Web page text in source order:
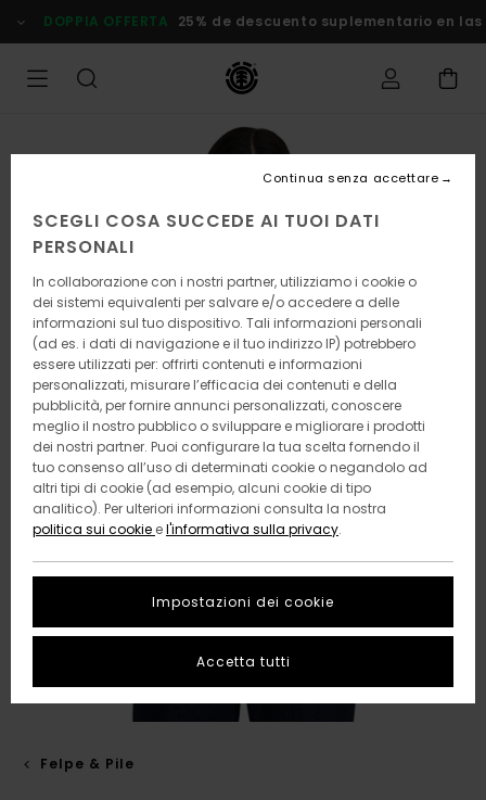
alle
informazioni
prodotto
DOPPIA OFFERTA 25% de descuento suplementario en las
Felpe & Pile
SCEGLI COSA SUCCEDE AI TUOI DATI
PERSONALI
In collaborazione con i nostri partner, utilizziamo i cookie o
dei sistemi equivalenti per salvare e/o accedere a delle
informazioni sul tuo dispositivo. Tali informazioni personali
(ad es. i dati di navigazione e il tuo indirizzo IP) potrebbero
essere utilizzati per: offrirti contenuti e informazioni
personalizzati, misurare l’efficacia dei contenuti e della
pubblicità, per fornire annunci personalizzati, conoscere
meglio il nostro pubblico o sviluppare e migliorare i prodotti
dei nostri partner. Puoi configurare la tua scelta fornendo il
tuo consenso all’uso di determinati cookie o negandolo ad
altri tipi di cookie (ad esempio, alcuni cookie di tipo
analitico). Per ulteriori informazioni consulta la nostra
politica sui cookie el'informativa sulla privacy.
Impostazioni dei cookie
Continua senza accettare
Accetta tutti